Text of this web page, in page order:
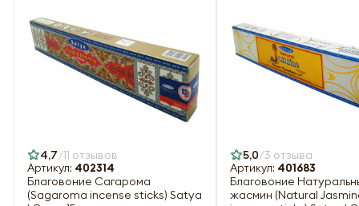
4,7 11 отзывов
Артикул: 402314
Благовоние Сагарома
(Sagaroma incense sticks) Satya
5,0 3 отзыва
Артикул: 401683
Благовоние
жасмин (Natural